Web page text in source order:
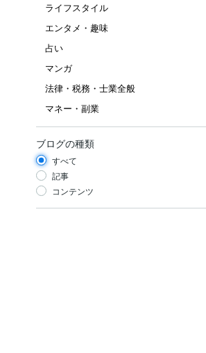
ライフスタイル
エンタメ・趣味
占い
マンガ
法律・税務・士業全般
マネー・副業
ブログの種類
すべて
記事
コンテンツ